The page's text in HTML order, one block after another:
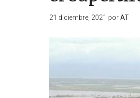
21 diciembre, 2021 porAT